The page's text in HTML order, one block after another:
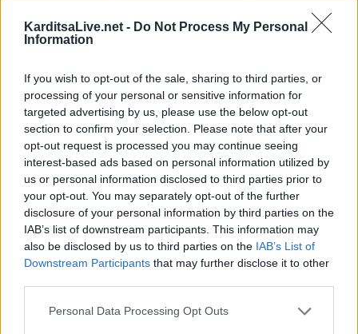
KarditsaLive.net - Do Not Process My Personal
Information
If you wish to opt-out of the sale, sharing to third parties, or
processing of your personal or sensitive information for
targeted advertising by us, please use the below opt-out
section to confirm your selection. Please note that after your
opt-out request is processed you may continue seeing
interest-based ads based on personal information utilized by
us or personal information disclosed to third parties prior to
your opt-out. You may separately opt-out of the further
disclosure of your personal information by third parties on the
IAB’s list of downstream participants. This information may
also be disclosed by us to third parties on the IAB’s List of
Downstream Participants that may further disclose it to other
Personal Data Processing Opt Outs
Conference League: Με Πάκσι ο